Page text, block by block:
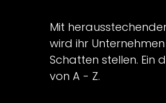
Mit
wird ihr
Schatten stellen. Ein
von A - Z.